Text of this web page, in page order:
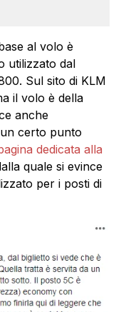
al volo è
utilizzato dal
Sul sito di KLM
il volo è della
anche
certo punto
dedicata alla
quale si evince
per i posti di